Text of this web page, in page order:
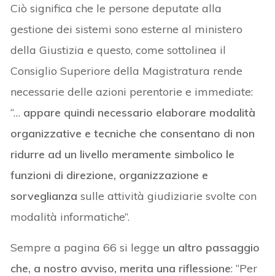
Ciò significa che le persone deputate alla
gestione dei sistemi sono esterne al ministero
della Giustizia e questo, come sottolinea il
Consiglio Superiore della Magistratura rende
necessarie delle azioni perentorie e immediate:
“… appare quindi necessario elaborare modalità
organizzative e tecniche che consentano di non
ridurre ad un livello meramente simbolico le
funzioni di direzione, organizzazione e
sorveglianza sulle attività giudiziarie svolte con
modalità informatiche”.
Sempre a pagina 66 si legge un altro passaggio
che, a nostro avviso, merita una riflessione: “Per